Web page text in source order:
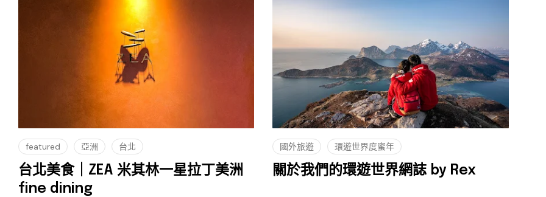
featured 亞洲 台北
台北美食｜ZEA 米其林一星拉丁美洲
fine dining
國外旅遊 環遊世界度蜜年
關於我們的環遊世界網誌 by Rex